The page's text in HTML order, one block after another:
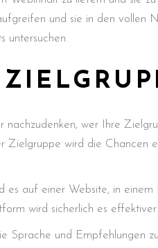
und sie in den vollen
untersuchen.
wer Ihre
Zielgruppe wird die Chancen
auf einer Website, in
wird sicherlich es
Sprache und Empfehlungen